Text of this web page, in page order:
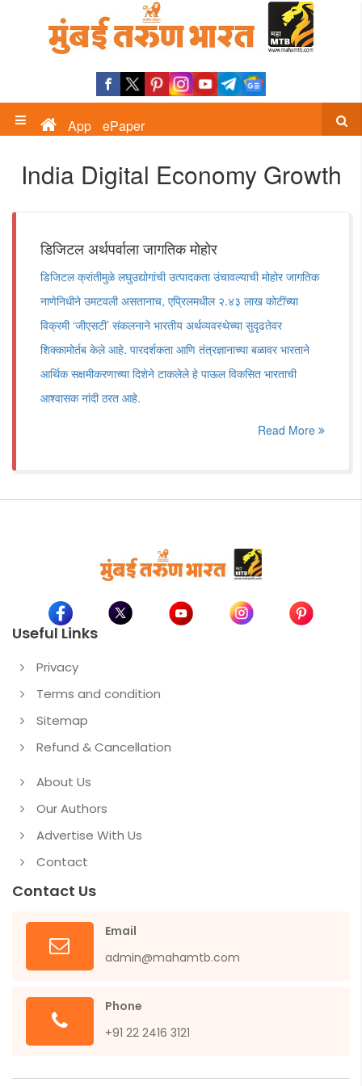
App ePaper
India Digital Economy Growth
डिजिटल अर्थपर्वाला जागतिक मोहोर
डिजिटल क्रांतीमुळे लघुउद्योगांची उत्पादकता उंचावल्याची मोहोर जागतिक
नाणेनिधीने उमटवली असतानाच, एप्रिलमधील २.४३ लाख कोटींच्या
विक्रमी ‌‘जीएसटी‌’ संकलनाने भारतीय अर्थव्यवस्थेच्या सुदृढतेवर
शिक्कामोर्तब केले आहे. पारदर्शकता आणि तंत्रज्ञानाच्या बळावर भारताने
आर्थिक सक्षमीकरणाच्या दिशेने टाकलेले हे पाऊल विकसित भारताची
आश्वासक नांदी ठरत आहे.
Read More
Useful Links
Privacy
Terms and condition
Sitemap
Refund & Cancellation
About Us
Our Authors
Advertise With Us
Contact
Contact Us
Email
admin@mahamtb.com
Phone
+91 22 2416 3121